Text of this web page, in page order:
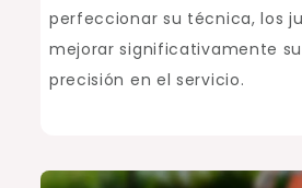
perfeccionar su técnica, los
mejorar significativamente
precisión en el servicio.